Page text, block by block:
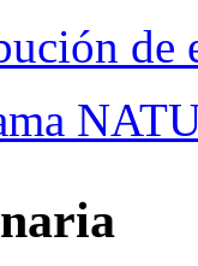
de